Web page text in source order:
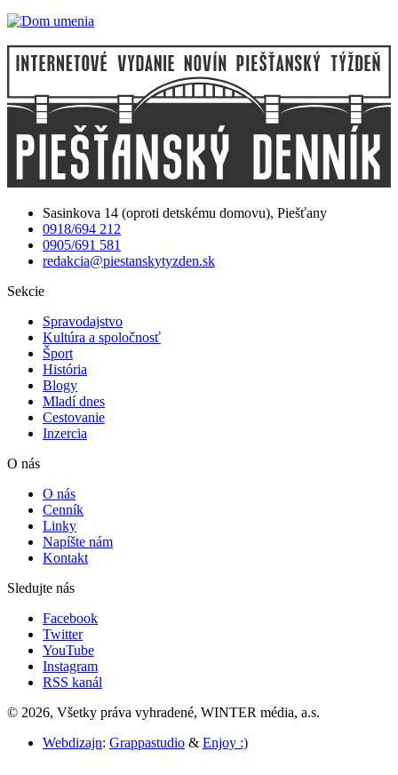
Sasinkova 14 (oproti detskému domovu), Piešťany
0918/694 212
0905/691 581
redakcia@piestanskytyzden.sk
Sekcie
Spravodajstvo
Kultúra a spoločnosť
Šport
História
Blogy
Mladí dnes
Cestovanie
Inzercia
O nás
O nás
Cenník
Linky
Napíšte nám
Kontakt
Sledujte nás
Facebook
Twitter
YouTube
Instagram
RSS kanál
© 2026, Všetky práva vyhradené, WINTER média, a.s.
Webdizajn: Grappastudio & Enjoy :)